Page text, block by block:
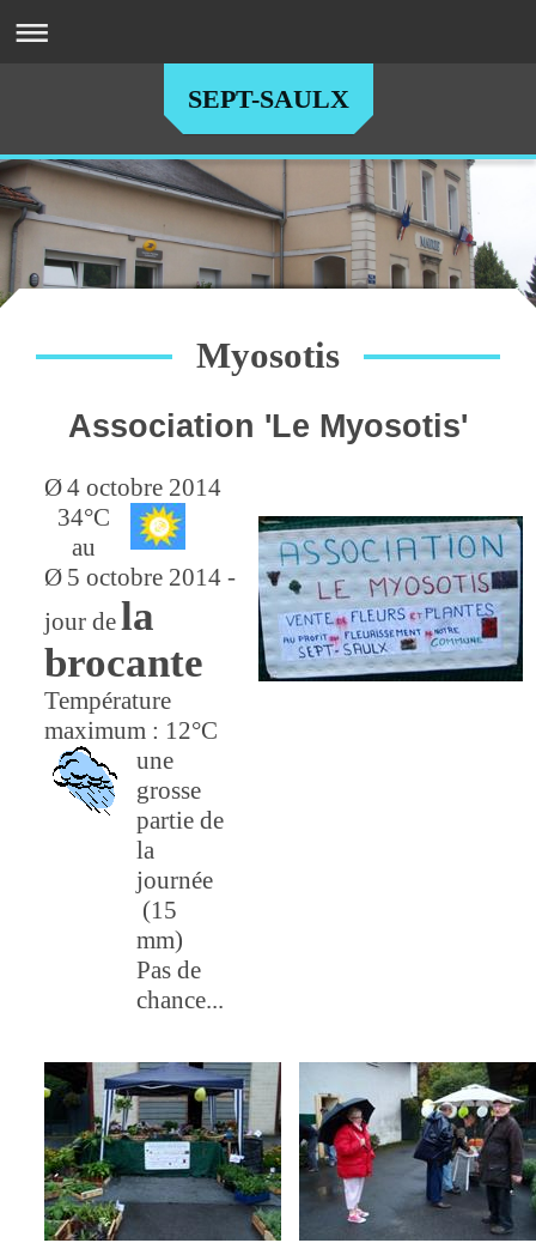
SEPT-SAULX
Myosotis
Association 'Le Myosotis'
Ø4 octobre 2014
34°C
au
Ø 5 octobre 2014 -
jour dela
brocante
Température
maximum : 12°C
une
grosse
partie de
la
journée
(15
mm)
Pas de
chance...